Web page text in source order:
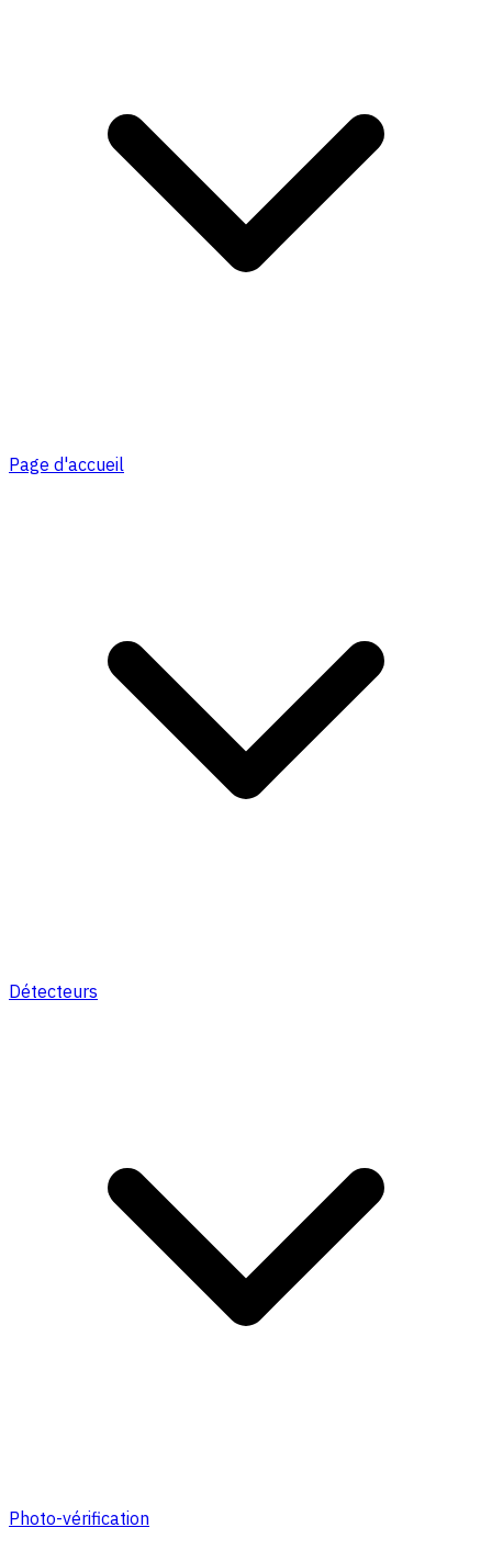
Page d'accueil
Détecteurs
Photo-vérification